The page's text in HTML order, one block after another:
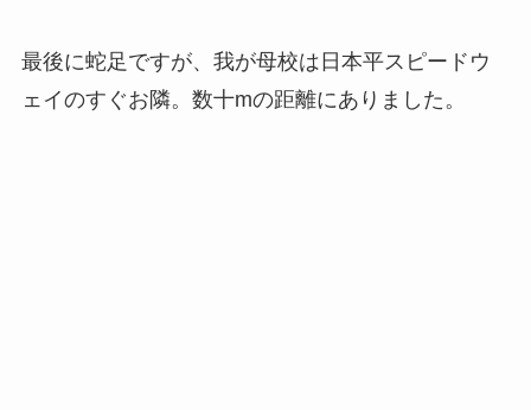
最後に蛇足ですが、我が母校は日本平スピードウ
ェイのすぐお隣。数十mの距離にありました。